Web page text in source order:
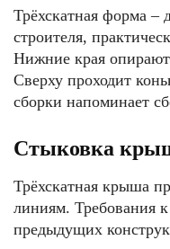
Трёхскатная форма –
строителя,
Нижние края
Сверху проходит
сборки напоминает
Стыковка
Трёхскатная крыша
линиям. Требования
предыдущих